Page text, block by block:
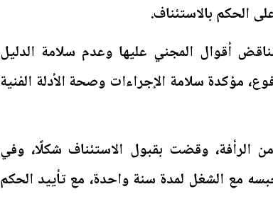
الحكم بالاستئناف.
أقوال المجني عليها وعدم سلامة الدليل
مؤكدة سلامة الإجراءات وصحة الأدلة الفنية
الرأفة، وقضت بقبول الاستئناف شكلًا، وفي
مع الشغل لمدة سنة واحدة، مع تأييد الحكم